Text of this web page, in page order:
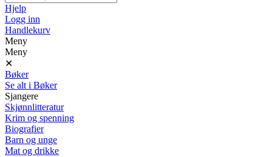
Hjelp
Logg inn
Handlekurv
Meny
Meny
✕
Bøker
Se alt i Bøker
Sjangere
Skjønnlitteratur
Krim og spenning
Biografier
Barn og unge
Mat og drikke